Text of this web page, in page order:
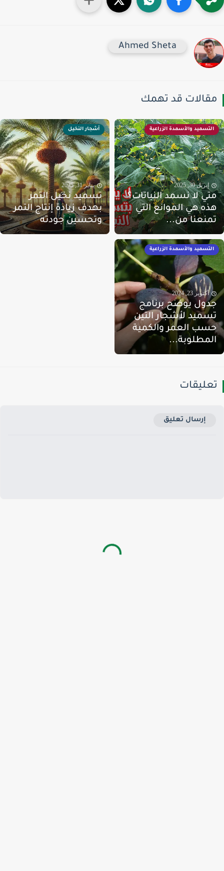
Ahmed Sheta
قد تهمك
التسميد والأسمدة الزراعية
إبريل 30, 2025
لا نسمد النباتات؟
هي الموانع التي
من...
أشجار النخيل
يناير 31, 2025
تسميد نخيل التمر
بهدف زيادة إنتاج التمر
وتحسين جودته
التسميد والأسمدة الزراعية
أكتوبر 23, 2024
يوضح برنامج
لأشجار التين
العمر والكمية
إرسال تعليق